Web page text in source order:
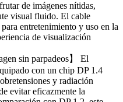
de imágenes nítidas,
visual fluido. El cable
entretenimiento y uso en la
de visualización
sin parpadeos】 El
con un chip DP 1.4
y radiación
evitar eficazmente la